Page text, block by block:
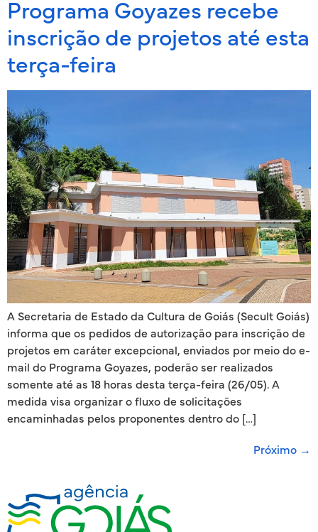
Programa Goyazes recebe
inscrição de projetos até esta
terça-feira
A Secretaria de Estado da Cultura de Goiás (Secult Goiás)
informa que os pedidos de autorização para inscrição de
projetos em caráter excepcional, enviados por meio do e-
mail do Programa Goyazes, poderão ser realizados
somente até as 18 horas desta terça-feira (26/05). A
medida visa organizar o fluxo de solicitações
encaminhadas pelos proponentes dentro do […]
Próximo →